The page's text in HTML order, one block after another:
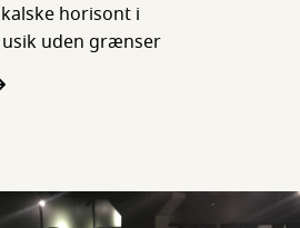
horisont i
uden grænser